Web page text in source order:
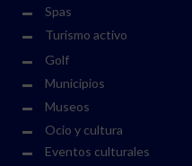
Spas
Turismo activo
Golf
Municipios
Museos
Ocio y cultura
Eventos culturales